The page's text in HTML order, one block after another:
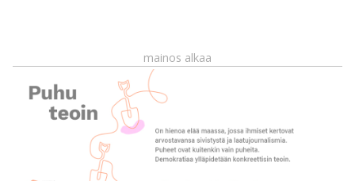
mainos alkaa